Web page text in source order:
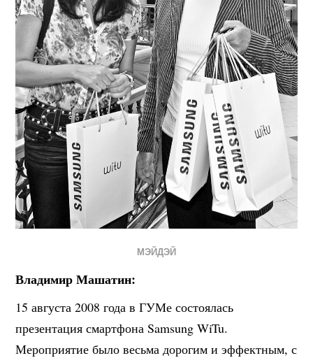
МЭЙДЭЙ
Владимир Машатин:
15 августа 2008 года в ГУМе состоялась
презентация смартфона Samsung WiTu.
Мероприятие было весьма дорогим и эффектным, с